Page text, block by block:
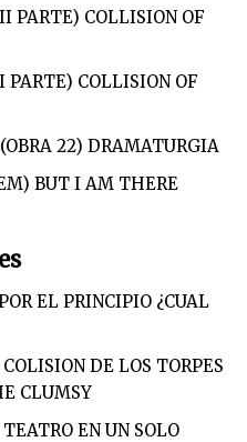
PARTE) COLLISION OF
PARTE) COLLISION OF
22) DRAMATURGIA
BUT I AM THERE
EL PRINCIPIO ¿CUAL
COLISION DE LOS TORPES
CLUMSY
TEATRO EN UN SOLO